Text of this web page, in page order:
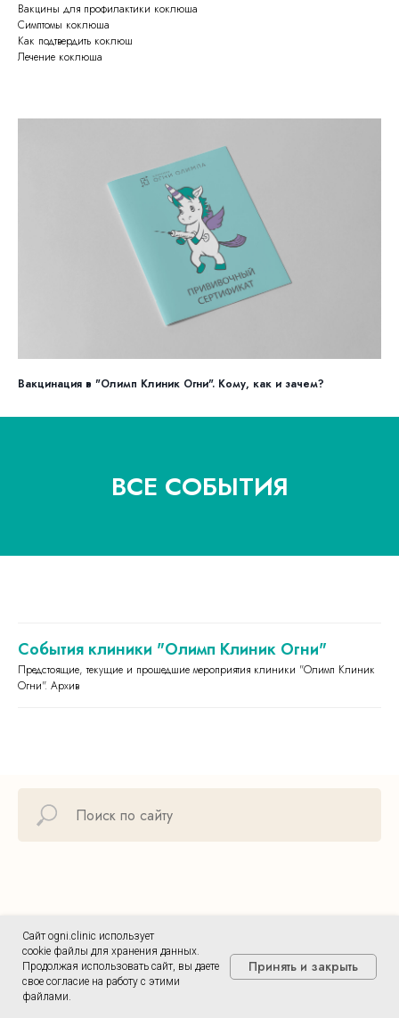
Вакцины для профилактики коклюша
Симптомы коклюша
Как подтвердить коклюш
Лечение коклюша
Вакцинация в "Олимп Клиник Огни". Кому, как и зачем?
ВСЕ СОБЫТИЯ
События клиники "Олимп Клиник Огни"
Предстоящие, текущие и прошедшие мероприятия клиники "Олимп Клиник
Огни". Архив
Сайт ogni.clinic использует
cookie файлы для хранения данных.
Продолжая использовать сайт, вы даете
свое согласие на работу с этими
файлами.
Принять и закрыть
Семейная медицина